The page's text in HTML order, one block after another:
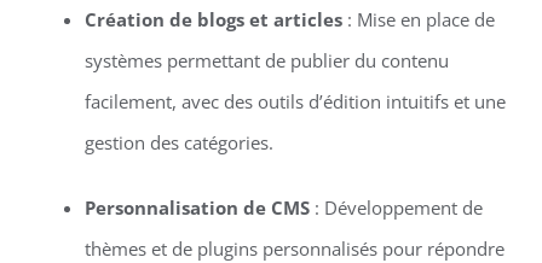
Création de blogs et articles: Mise en place de
systèmes permettant de publier du contenu
facilement, avec des outils d’édition intuitifs et une
gestion des catégories.
Personnalisation de CMS: Développement de
thèmes et de plugins personnalisés pour répondre